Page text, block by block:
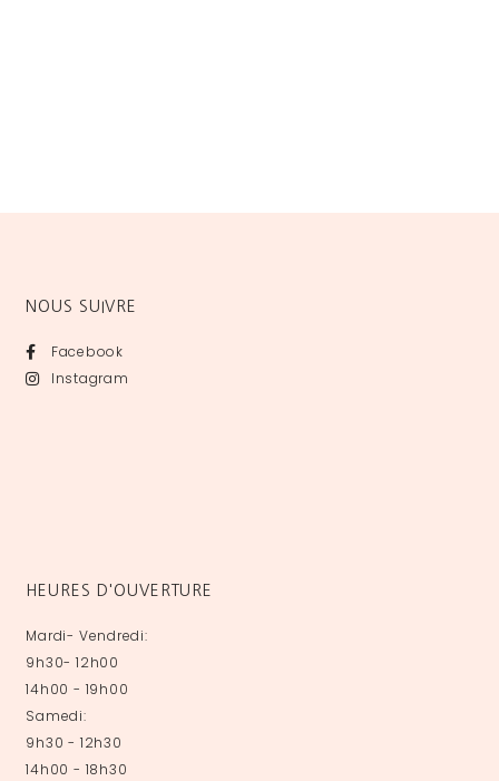
NOUS SUIVRE
Facebook
Instagram
HEURES D'OUVERTURE
Mardi- Vendredi:
9h30- 12h00
14h00 - 19h00
Samedi:
9h30 - 12h30
14h00 - 18h30